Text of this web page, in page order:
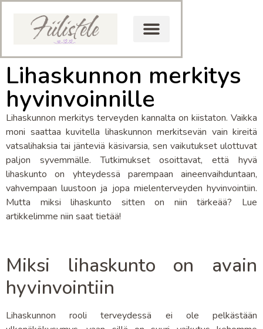
Lihaskunnon merkitys
hyvinvoinnille
Lihaskunnon merkitys terveyden kannalta on kiistaton. Vaikka
moni saattaa kuvitella lihaskunnon merkitsevän vain kireitä
vatsalihaksia tai jänteviä käsivarsia, sen vaikutukset ulottuvat
paljon syvemmälle. Tutkimukset osoittavat, että hyvä
lihaskunto on yhteydessä parempaan aineenvaihduntaan,
vahvempaan luustoon ja jopa mielenterveyden hyvinvointiin.
Mutta miksi lihaskunto sitten on niin tärkeää? Lue
artikkelimme niin saat tietää!
Miksi lihaskunto on avain
hyvinvointiin
Lihaskunnon rooli terveydessä ei ole pelkästään